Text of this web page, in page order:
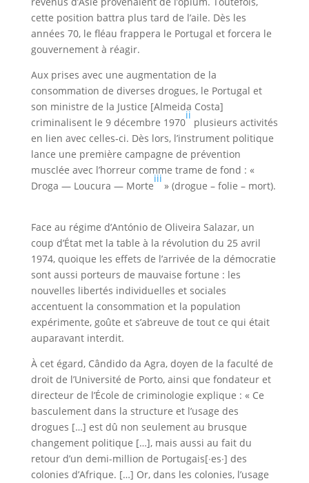
cette position battra plus tard de l’aile. Dès les
années 70, le fléau frappera le Portugal et forcera le
gouvernement à réagir.
Aux prises avec une augmentation de la
consommation de diverses drogues, le Portugal et
son ministre de la Justice [Almeida Costa]
criminalisent le 9 décembre 1970
ii
plusieurs activités
en lien avec celles‑ci. Dès lors, l’instrument politique
lance une première campagne de prévention
musclée avec l’horreur comme trame de fond : «
Droga — Loucura — Morte
iii
» (drogue – folie – mort).
Face au régime d’António de Oliveira Salazar, un
coup d’État met la table à la révolution du 25 avril
1974, quoique les effets de l’arrivée de la démocratie
sont aussi porteurs de mauvaise fortune : les
nouvelles libertés individuelles et sociales
accentuent la consommation et la population
expérimente, goûte et s’abreuve de tout ce qui était
auparavant interdit.
À cet égard, Cândido da Agra, doyen de la faculté de
droit de l’Université de Porto, ainsi que fondateur et
directeur de l’École de criminologie explique : « Ce
basculement dans la structure et l’usage des
drogues […] est dû non seulement au brusque
changement politique […], mais aussi au fait du
retour d’un demi-million de Portugais[∙es∙] des
colonies d’Afrique. […] Or, dans les colonies, l’usage